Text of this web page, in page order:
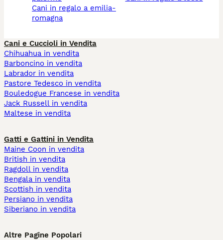
cani in regalo a emilia-
romagna
Cani e Cuccioli in Vendita
Chihuahua in vendita
Barboncino in vendita
Labrador in vendita
Pastore Tedesco in vendita
Bouledogue Francese in vendita
Jack Russell in vendita
Maltese in vendita
Gatti e Gattini in Vendita
Maine Coon in vendita
British in vendita
Ragdoll in vendita
Bengala in vendita
Scottish in vendita
Persiano in vendita
Siberiano in vendita
Altre Pagine Popolari